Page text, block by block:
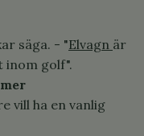
säga. - "Elvagn är
inom golf".
vill ha en vanlig